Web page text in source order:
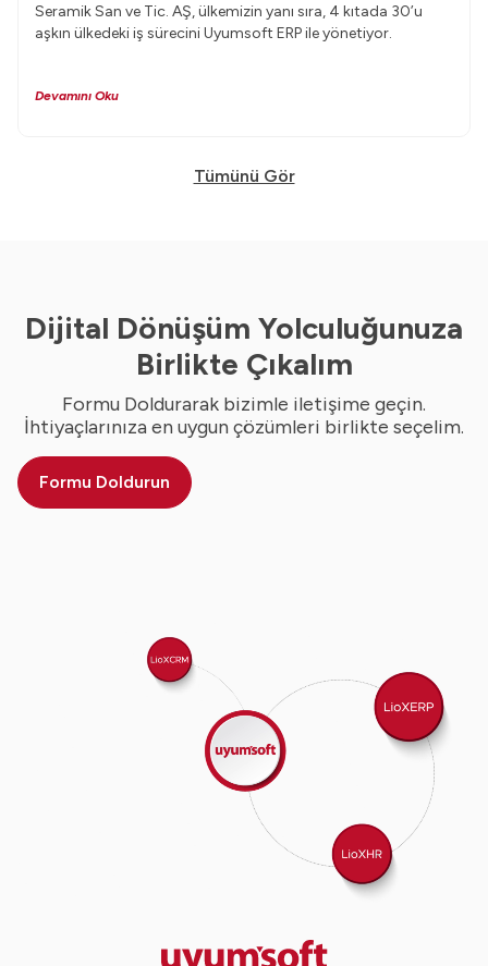
Seramik San ve Tic. AŞ, ülkemizin yanı sıra, 4 kıtada 30’u
aşkın ülkedeki iş sürecini Uyumsoft ERP ile yönetiyor.
Devamını Oku
Tümünü Gör
Dijital Dönüşüm Yolculuğunuza
Birlikte Çıkalım
Formu Doldurarak bizimle iletişime geçin.
İhtiyaçlarınıza en uygun çözümleri birlikte seçelim.
Formu Doldurun